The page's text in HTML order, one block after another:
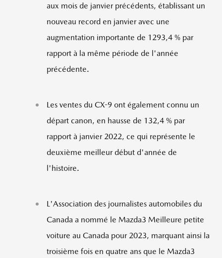
aux mois de janvier précédents, établissant un
nouveau record en janvier avec une
augmentation importante de 1293,4 % par
rapport à la même période de l'année
précédente.
Les ventes du CX-9 ont également connu un
départ canon, en hausse de 132,4 % par
rapport à janvier 2022, ce qui représente le
deuxième meilleur début d'année de
l'histoire.
L'Association des journalistes automobiles du
Canada a nommé le Mazda3 Meilleure petite
voiture au Canada pour 2023, marquant ainsi la
troisième fois en quatre ans que le Mazda3